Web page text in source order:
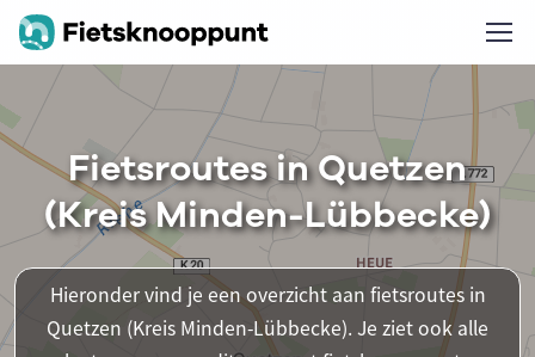
Fietsroutes in Quetzen
(Kreis Minden-Lübbecke)
Hieronder vind je een overzicht aan fietsroutes in
Quetzen (Kreis Minden-Lübbecke). Je ziet ook alle